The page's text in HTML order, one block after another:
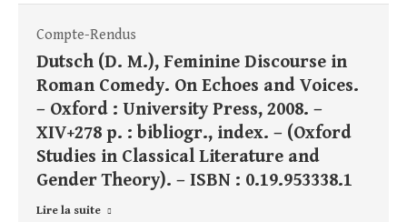
Compte-Rendus
Dutsch (D. M.), Feminine Discourse in
Roman Comedy. On Echoes and Voices.
– Oxford : University Press, 2008. –
XIV+278 p. : bibliogr., index. – (Oxford
Studies in Classical Literature and
Gender Theory). – ISBN : 0.19.953338.1
Lire la suite